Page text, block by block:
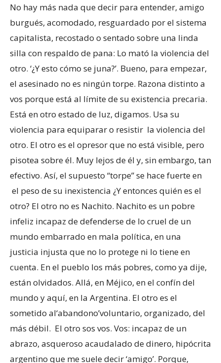
No hay más nada que decir para entender, amigo
burgués, acomodado, resguardado por el sistema
capitalista, recostado o sentado sobre una linda
silla con respaldo de pana: Lo mató la violencia del
otro. ‘¿Y esto cómo se juna?’. Bueno, para empezar,
el asesinado no es ningún torpe. Razona distinto a
vos porque está al límite de su existencia precaria.
Está en otro estado de luz, digamos. Usa su
violencia para equiparar o resistir la violencia del
otro. El otro es el opresor que no está visible, pero
pisotea sobre él. Muy lejos de él y, sin embargo, tan
efectivo. Así, el supuesto “torpe” se hace fuerte en
el peso de su inexistencia ¿Y entonces quién es el
otro? El otro no es Nachito. Nachito es un pobre
infeliz incapaz de defenderse de lo cruel de un
mundo embarrado en mala política, en una
justicia injusta que no lo protege ni lo tiene en
cuenta. En el pueblo los más pobres, como ya dije,
están olvidados. Allá, en Méjico, en el confín del
mundo y aquí, en la Argentina. El otro es el
sometido al‘abandono’voluntario, organizado, del
más débil. El otro sos vos. Vos: incapaz de un
abrazo, asqueroso acaudalado de dinero, hipócrita
argentino que me suele decir ‘amigo’. Porque,